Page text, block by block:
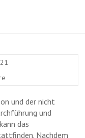
und der nicht
und
das
Nachdem